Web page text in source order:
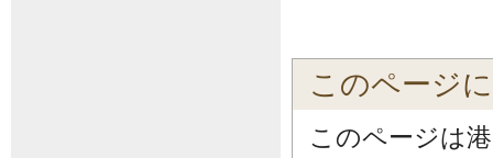
このページ
このページは